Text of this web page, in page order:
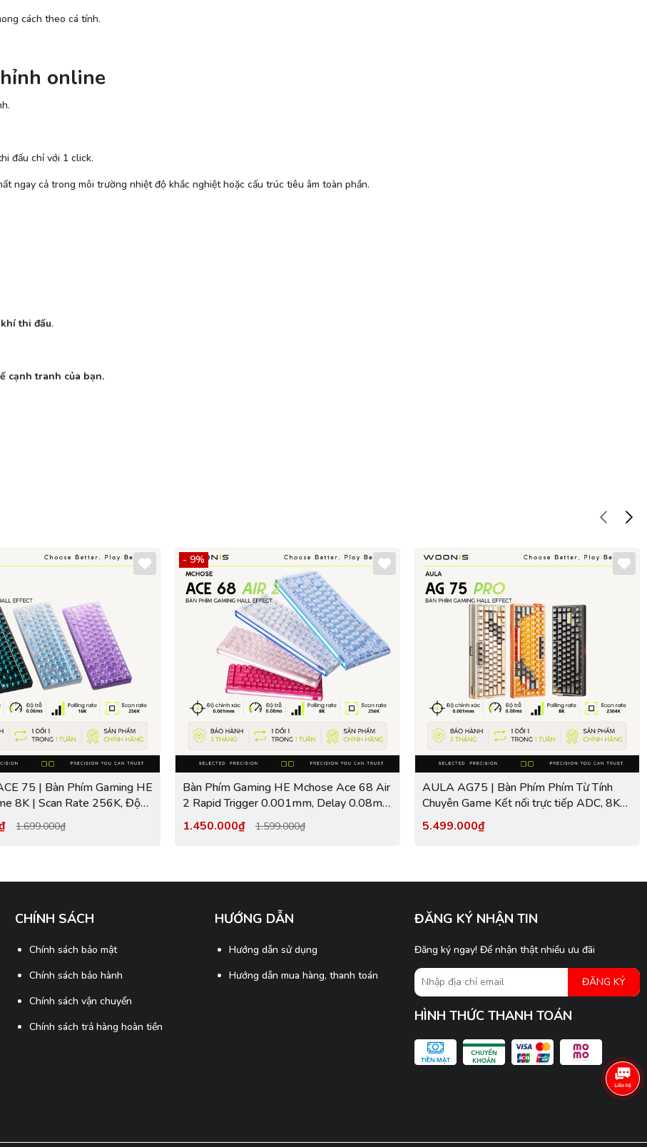
cách theo cá tính.
online
đấu chỉ với 1 click.
ngay cả trong môi trường nhiệt độ khắc nghiệt hoặc cấu trúc tiêu âm toàn phần.
thi đấu.
cạnh tranh của bạn.
75 | Bàn Phím Gaming HE
8K | Scan Rate 256K, Độ
Accuracy 0.001mm, RGB
1.699.000₫
- 9%
Bàn Phím Gaming HE Mchose Ace 68 Air
2 Rapid Trigger 0.001mm, Delay 0.08ms,
RT Smart, Polling Rate 8K - Scan Rate
256k, Chip Flagship
1.450.000₫ 1.599.000₫
AULA AG75 | Bàn Phím Phím Từ Tính
Chuyên Game Kết nối trực tiếp ADC, 8K
Hz, Độ Trễ 0.08ms, Ultra-high Scan Rate
2304K, Accuracy 0.001mm, RGB đôi siêu
5.499.000₫
CHÍNH SÁCH
Chính sách bảo mật
Chính sách bảo hành
Chính sách vận chuyển
Chính sách trả hàng hoàn tiền
HƯỚNG DẪN
Hướng dẫn sử dụng
Hướng dẫn mua hàng, thanh toán
ĐĂNG KÝ NHẬN TIN
Đăng ký ngay! Để nhận thật nhiều ưu đãi
ĐĂNG KÝ
HÌNH THỨC THANH TOÁN